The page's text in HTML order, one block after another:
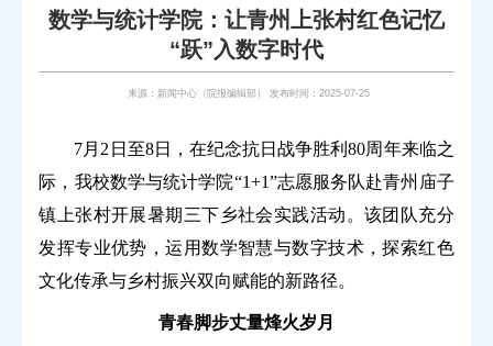
数学与统计学院：让青州上张村红色记忆
“跃”入数字时代
来源：新闻中心（院报编辑部） 发布时间：2025-07-25
7月2日至8日，在纪念抗日战争胜利80周年来临之
际，我校数学与统计学院“1+1”志愿服务队赴青州庙子
镇上张村开展暑期三下乡社会实践活动。该团队充分
发挥专业优势，运用数学智慧与数字技术，探索红色
文化传承与乡村振兴双向赋能的新路径。
青春脚步丈量烽火岁月